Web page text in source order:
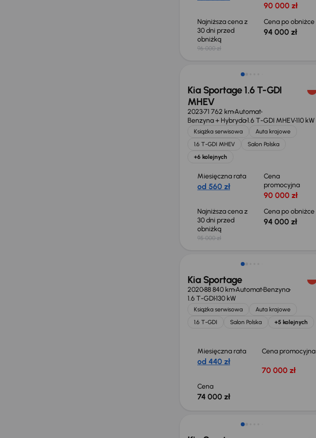
90 000 zł
Najniższa cena z
30 dni przed
obniżką
96 000 zł
Cena po obniżce
94 000 zł
Taniej o 1 000 zł
Kia Sportage 1.6 T-GDI
MHEV
202371 762 kmAutomat
Benzyna + Hybryda1.6 T-GDI MHEV110 kW
Książka serwisowa
Auta krajowe
1.6 T-GDI MHEV
Salon Polska
+6 kolejnych
Miesięczna rata
od 560 zł
Cena
promocyjna
90 000 zł
Najniższa cena z
30 dni przed
obniżką
95 000 zł
Cena po obniżce
94 000 zł
Kia Sportage
202088 840 kmAutomatBenzyna
1.6 T-GDI130 kW
Książka serwisowa
Auta krajowe
1.6 T-GDI
Salon Polska +5 kolejnych
Miesięczna rata
od 440 zł
Cena promocyjna
70 000 zł
Cena
74 000 zł